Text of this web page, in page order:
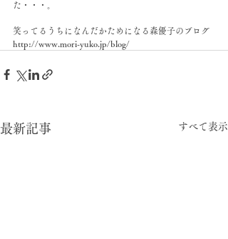
た・・・。
笑ってるうちになんだかためになる森優子のブログ
http://www.mori-yuko.jp/blog/
最新記事 すべて表示